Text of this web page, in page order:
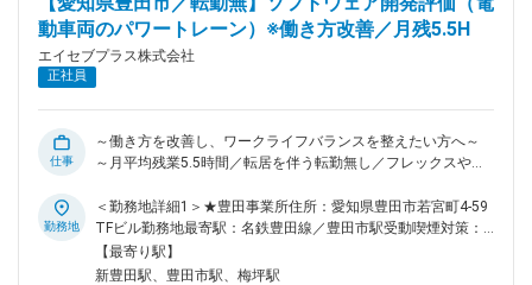
あれば多い方です。過去には製造の方が気づかないほどの小さ
な異常を発見し、 報告して感謝された事もあります。事故や
装置の故障を防ぐための大切な仕事です。 ■組織構成 8名で構
社の特徴 同社は自動車開発のサポートを行なう、トヨタグル
ープのパートナー企業です。役員と管理職の8割がトヨタグル
長年にわたり築いております。企業理念は『社員を幸せにする
会社になる』。現在は300名以上の社員が事務、設計、製造ス
タッフなどとして支援業務を担当しています。 変更の範囲：
会社の定める業務
動車両のパワートレーン）※働き方改善／月残5.5H
エイセブプラス株式会社
正社員
仕事
～働き方を改善し、ワークライフバランスを整えたい方へ～
～月平均残業5.5時間／転居を伴う転勤無し／フレックスや在
の鍵を握っているのはバッテリーですが、 充電設備、充電時
間、走行距離、寿命など幾つかの大きな取り組まなければなら
ない課題があります。 これらの課題に対し車両側の重要な取
組みの一つにバッテリーの充電制御の最適化があり、これを実
勤務地
＜勤務地詳細1＞★豊田事業所住所：愛知県豊田市若宮町4-59
TFビル勤務地最寄駅：名鉄豊田線／豊田市駅受動喫煙対策：
敷地内全面禁煙＜勤務地詳細2＞豊田勤務地住所：愛知県豊田
市若宮町四丁目59番地 TFビル（エイセブプラス株式会社 豊
【最寄り駅】
新豊田駅、豊田市駅、梅坪駅